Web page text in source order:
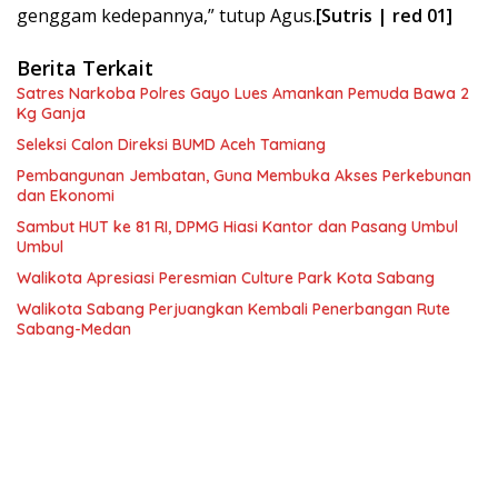
genggam kedepannya,” tutup Agus.[Sutris | red 01]
Berita Terkait
Satres Narkoba Polres Gayo Lues Amankan Pemuda Bawa 2
Kg Ganja
Seleksi Calon Direksi BUMD Aceh Tamiang
Pembangunan Jembatan, Guna Membuka Akses Perkebunan
dan Ekonomi
Sambut HUT ke 81 RI, DPMG Hiasi Kantor dan Pasang Umbul
Umbul
Walikota Apresiasi Peresmian Culture Park Kota Sabang
Walikota Sabang Perjuangkan Kembali Penerbangan Rute
Sabang-Medan